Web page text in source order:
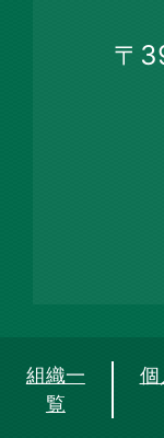
〒
組織一
覧
個